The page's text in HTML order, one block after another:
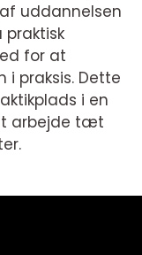
uddannelsen
for at
i praksis. Dette
i en
arbejde tæt